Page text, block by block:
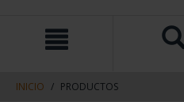
contenido
navegacin
INICIO PRODUCTOS